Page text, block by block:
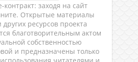
заходя на сайт
Открытые материалы
других ресурсов проекта
благотворительным актом
собственностью
и предназначены только
читателями и